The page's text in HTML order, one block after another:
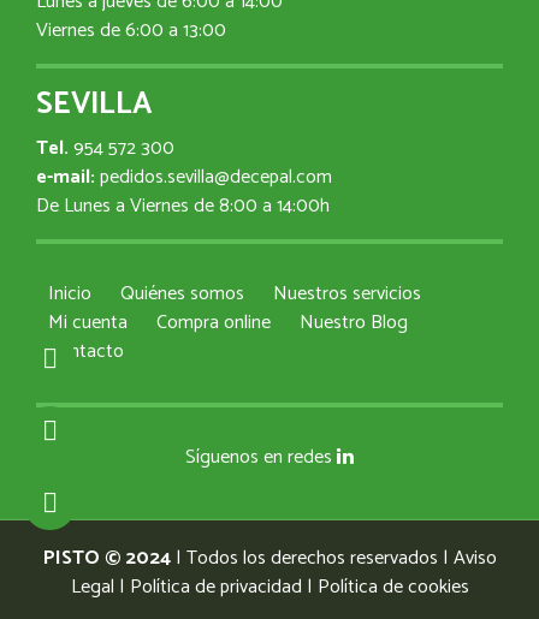
Viernes de 6:00 a 13:00
SEVILLA
Tel.954 572 300
e-mail:pedidos.sevilla@decepal.com
De Lunes a Viernes de 8:00 a 14:00h
Inicio Quiénes somos
Nuestros servicios
Mi cuenta
Compra online
Nuestro Blog
Contacto
Síguenos en redes
PISTO © 2024| Todos los derechos reservados | Aviso
Legal | Política de privacidad | Política de cookies